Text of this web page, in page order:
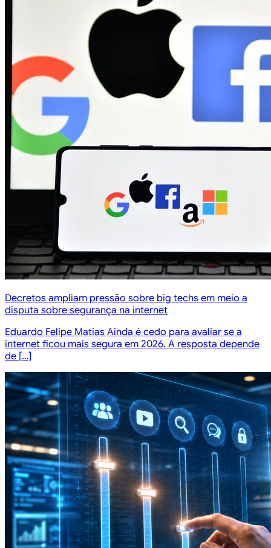
Decretos ampliam pressão sobre big techs em meio a
disputa sobre segurança na internet
Eduardo Felipe Matias Ainda é cedo para avaliar se a
internet ficou mais segura em 2026. A resposta depende
de […]